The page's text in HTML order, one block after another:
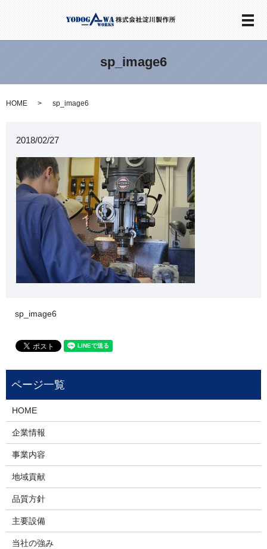
メ
sp_image6
HOME sp_image6
2018/02/27
sp_image6
HOME
企業情報
事業内容
地域貢献
品質方針
主要設備
当社の強み